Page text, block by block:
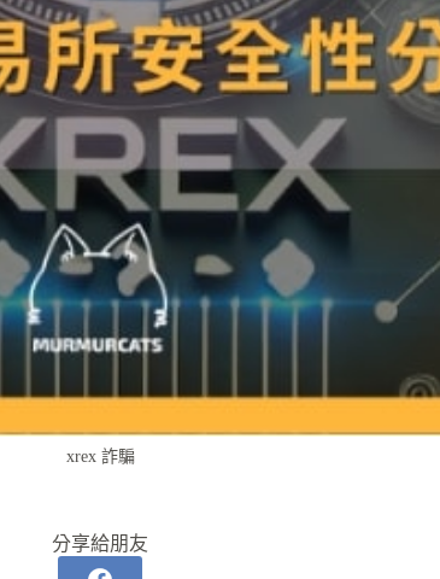
xrex 詐騙
分享給朋友